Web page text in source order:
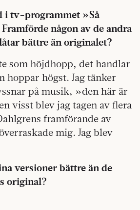
i tv-programmet »Så
någon av de andra
bättre än originalet?
som höjdhopp, det handlar
hoppar högst. Jag tänker
på musik, »den här är
visst blev jag tagen av flera
framförande av
mig. Jag blev
versioner bättre än de
original?